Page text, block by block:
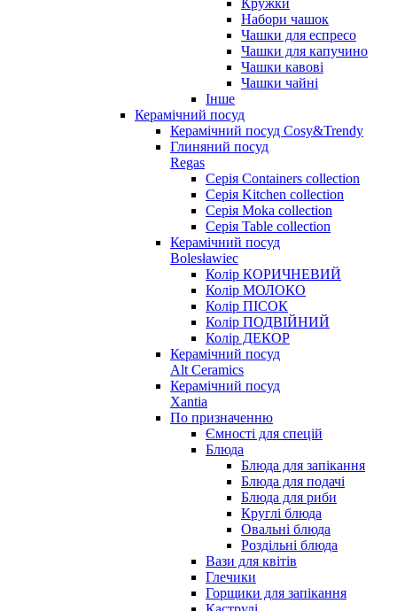
Кружки
Набори чашок
Чашки для еспресо
Чашки для капучино
Чашки кавові
Чашки чайні
Інше
Керамічний посуд
Керамічний посуд Cosy&Trendy
Глиняний посуд
Regas
Серія Containers collection
Серія Kitchen collection
Серія Moka collection
Серія Table collection
Керамічний посуд
Bolesławiec
Колір КОРИЧНЕВИЙ
Колір МОЛОКО
Колір ПІСОК
Колір ПОДВІЙНИЙ
Колір ДЕКОР
Керамічний посуд
Alt Ceramics
Керамічний посуд
Xantia
По призначенню
Ємності для спецій
Блюда
Блюда для запікання
Блюда для подачі
Блюда для риби
Круглі блюда
Овальні блюда
Роздільні блюда
Вази для квітів
Глечики
Горщики для запікання